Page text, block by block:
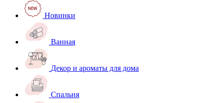
Новинки
Ванная
Декор и ароматы для дома
Спальня